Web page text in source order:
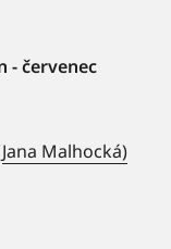
- červenec
Jana Malhocká)